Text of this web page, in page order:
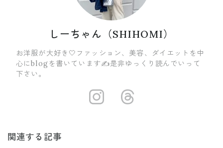
しーちゃん（SHIHOMI）
お洋服が大好き🤍ファッション、美容、ダイエットを中
心にblogを書いています✍️是非ゆっくり読んでいって
下さい。
https://
関連する記事